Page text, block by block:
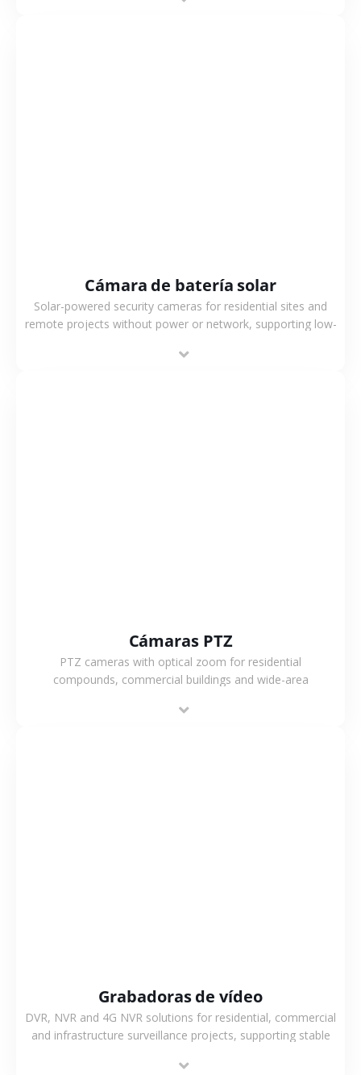
Cámara de batería solar
Solar-powered security cameras for residential sites and
remote projects without power or network, supporting low-
monitoring.
Cámaras PTZ
PTZ cameras with optical zoom for residential
compounds, commercial buildings and wide-area
flexible coverage.
Grabadoras de vídeo
DVR, NVR and 4G NVR solutions for residential, commercial
and infrastructure surveillance projects, supporting stable